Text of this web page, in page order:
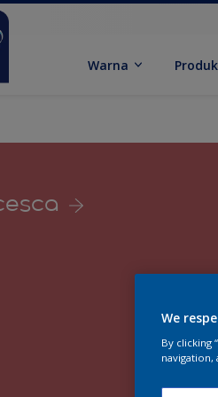
Warna Produk
We
By clicking
navigation,